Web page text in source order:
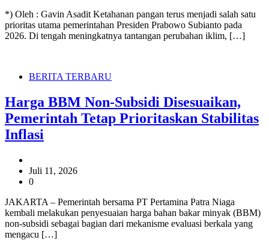
*) Oleh : Gavin Asadit Ketahanan pangan terus menjadi salah satu
prioritas utama pemerintahan Presiden Prabowo Subianto pada
2026. Di tengah meningkatnya tantangan perubahan iklim, […]
BERITA TERBARU
Harga BBM Non-Subsidi Disesuaikan,
Pemerintah Tetap Prioritaskan Stabilitas
Inflasi
Juli 11, 2026
0
JAKARTA – Pemerintah bersama PT Pertamina Patra Niaga
kembali melakukan penyesuaian harga bahan bakar minyak (BBM)
non-subsidi sebagai bagian dari mekanisme evaluasi berkala yang
mengacu […]